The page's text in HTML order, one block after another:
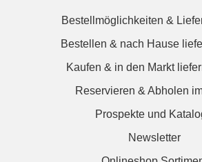
Bestellmöglichkeiten &
Bestellen & nach Hause
Kaufen & in den Markt
Reservieren & Abholen
Prospekte und
Newsletter